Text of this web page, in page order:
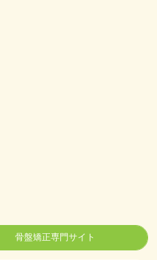
骨盤矯正専門サイト